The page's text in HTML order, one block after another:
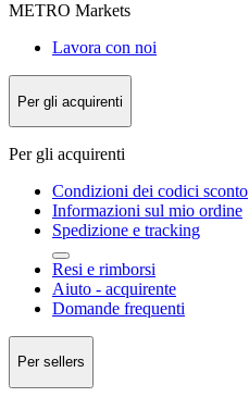
METRO Markets
Lavora con noi
Per gli acquirenti
Per gli acquirenti
Condizioni dei codici sconto
Informazioni sul mio ordine
Spedizione e tracking
Resi e rimborsi
Aiuto - acquirente
Domande frequenti
Per sellers